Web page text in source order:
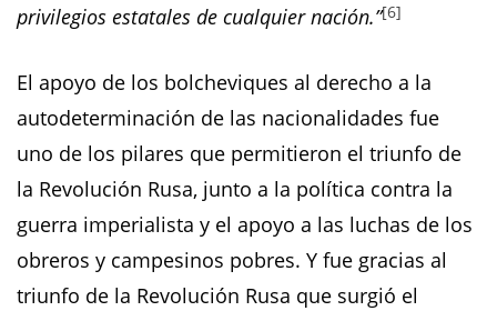
privilegios estatales de cualquier nación.”[6]
El apoyo de los bolcheviques al derecho a la
autodeterminación de las nacionalidades fue
uno de los pilares que permitieron el triunfo de
la Revolución Rusa, junto a la política contra la
guerra imperialista y el apoyo a las luchas de los
obreros y campesinos pobres. Y fue gracias al
triunfo de la Revolución Rusa que surgió el